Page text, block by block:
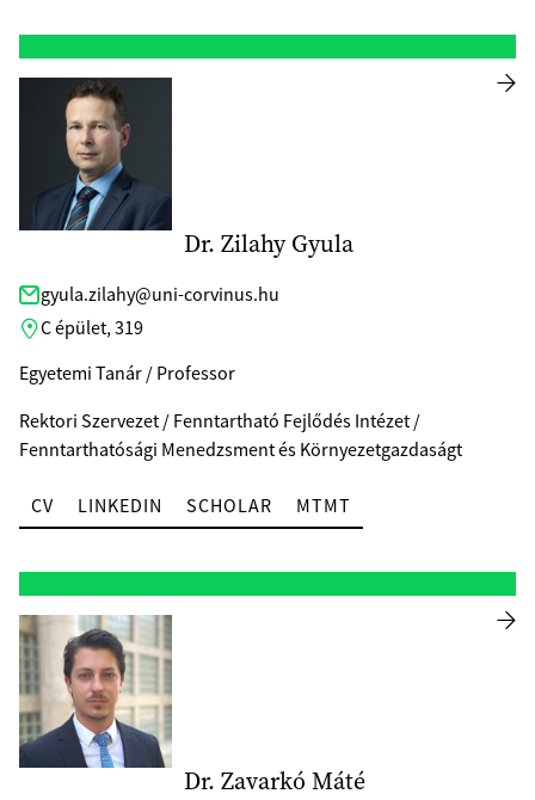
Dr. Zilahy Gyula
gyula.zilahy@uni-corvinus.hu
C épület, 319
Egyetemi Tanár / Professor
Rektori Szervezet / Fenntartható Fejlődés Intézet /
Fenntarthatósági Menedzsment és Környezetgazdaságt
CV LINKEDIN SCHOLAR MTMT
Dr. Zavarkó Máté